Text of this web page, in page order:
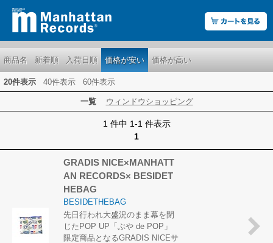
商品名 新着順 入荷日順 価格が安い 価格が高い
20件表示 40件表示 60件表示
一覧 ウィンドウショッピング
1 件中 1-1 件表示
1
GRADIS NICE×MANHATT
AN RECORDS× BESIDET
HEBAG
BESIDETHEBAG
先日行われ大盛況のまま幕を閉
じたPOP UP「ぶや de POP」
限定商品となるGRADIS NICEサ